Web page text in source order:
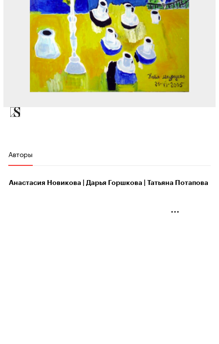
Авторы
Анастасия Новикова | Дарья Горшкова | Татьяна Потапова